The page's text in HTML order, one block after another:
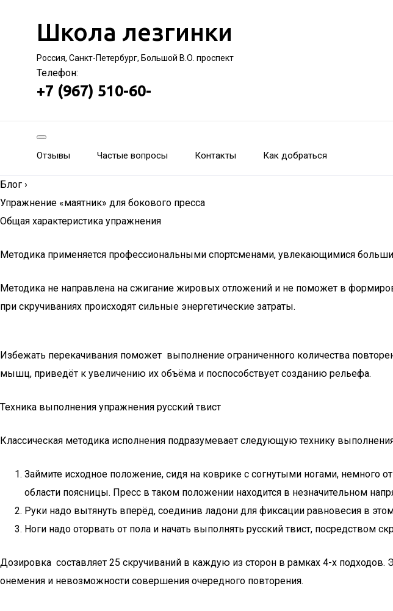
Школа лезгинки
Россия, Санкт-Петербург, Большой В.О. проспект
Телефон:
+7 (967) 510-60-
Отзывы Частые вопросы Контакты Как добраться
Блог ›
Упражнение «маятник» для бокового пресса
Общая характеристика упражнения
Методика применяется профессиональными спортсменами, увлекающимися
Методика не направлена на сжигание жировых отложений и не поможет в
при скручиваниях происходят сильные энергетические затраты.
Избежать перекачивания поможет выполнение ограниченного количества
мышц, приведёт к увеличению их объёма и поспособствует созданию рельефа.
Техника выполнения упражнения русский твист
Классическая методика исполнения подразумевает следующую технику
Займите исходное положение, сидя на коврике с согнутыми ногами, немного
области поясницы. Пресс в таком положении находится в незначительном
Руки надо вытянуть вперёд, соединив ладони для фиксации равновесия в
Ноги надо оторвать от пола и начать выполнять русский твист, посредством
Дозировка составляет 25 скручиваний в каждую из сторон в рамках 4-х
онемения и невозможности совершения очередного повторения.